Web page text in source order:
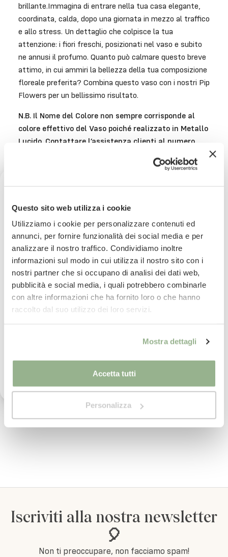
Questo sito web utilizza i cookie
Utilizziamo i cookie per personalizzare contenuti ed
annunci, per fornire funzionalità dei social media e per
analizzare il nostro traffico. Condividiamo inoltre
informazioni sul modo in cui utilizza il nostro sito con i
nostri partner che si occupano di analisi dei dati web,
pubblicità e social media, i quali potrebbero combinarle
con altre informazioni che ha fornito loro o che hanno
raccolto dal suo utilizzo dei loro servizi.
Mostra dettagli
Accetta tutti
Personalizza
brillante.Immagina di entrare nella tua casa elegante,
coordinata, calda, dopo una giornata in mezzo al traffico
e allo stress. Un dettaglio che colpisce la tua
attenzione: i fiori freschi, posizionati nel vaso e subito
ne annusi il profumo. Quanto può calmare questo breve
attimo, in cui ammiri la bellezza della tua composizione
floreale preferita? Combina questo vaso con i nostri Pip
Flowers per un bellissimo risultato.
N.B. Il Nome del Colore non sempre corrisponde al
colore effettivo del Vaso poiché realizzato in Metallo
Lucido. Contattare l’assistenza clienti al numero
Prodotto Artigianale. Possono verificarsi variazioni di
Consegnain 24/48 ore.
Per saperne di più
Paga in comode rate con
Per saperne di più
Iscriviti alla nostra newsletter
🎈
Non ti preoccupare, non facciamo spam!
Ricevi uno sconto del 10% sul
tuo prossimo ordine
Iscriviti subito alla nostra newsletter
La tua email
Iscrivimi
vostra Privacy Policy ed acconsento al
comunicazioni tramite newsletter.